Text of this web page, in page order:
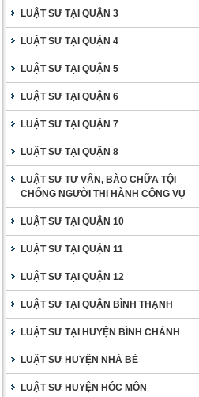
LUẬT SƯ TẠI QUẬN 3
LUẬT SƯ TẠI QUẬN 4
LUẬT SƯ TẠI QUẬN 5
LUẬT SƯ TẠI QUẬN 6
LUẬT SƯ TẠI QUẬN 7
LUẬT SƯ TẠI QUẬN 8
LUẬT SƯ TƯ VẤN, BÀO CHỮA TỘI
CHỐNG NGƯỜI THI HÀNH CÔNG VỤ
LUẬT SƯ TẠI QUẬN 10
LUẬT SƯ TẠI QUẬN 11
LUẬT SƯ TẠI QUẬN 12
LUẬT SƯ TẠI QUẬN BÌNH THẠNH
LUẬT SƯ TẠI HUYỆN BÌNH CHÁNH
LUẬT SƯ HUYỆN NHÀ BÈ
LUẬT SƯ HUYỆN HÓC MÔN